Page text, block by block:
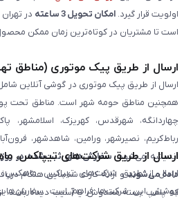
اولویت قرار گیرد. امکان تحویل 3 ساعته
در
است تا مشتریان در کوتاه‌ترین زمان ممکن
ارسال از طریق پیک موتوری (مناطق
همچنین مناطق حومه شهر است. مناطق تحت
چهاردانگه، شهرقدس، کهریزک، اسلامشهر،
رباط‌کریم، نصیرشهر، ورامین، شاهدشهر،
اندیشه می‌شود. سفارش‌های ثبت‌شده در
داده می‌شوندو ارائه کارت شناسایی هنگام
که پلمپ بسته مخدوش یا آسیب دیده باشد،
ارسال از طریق شرکت‌های تیپاکس،
ارسال از طریق شرکت‌های تیپاکس، ماهکس